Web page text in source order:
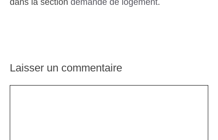
dans la section demande de logement.
Laisser un commentaire